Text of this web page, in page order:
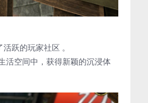
跃的玩家社区 。
活空间中，获得新颖的沉浸体